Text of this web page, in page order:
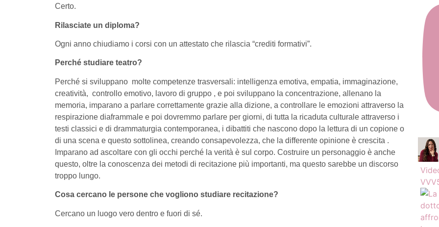
Certo.
Rilasciate un diploma?
Ogni anno chiudiamo i corsi con un attestato che rilascia “crediti formativi”.
Perché studiare teatro?
Perché si sviluppano molte competenze trasversali: intelligenza emotiva, empatia, immaginazione,
creatività, controllo emotivo, lavoro di gruppo , e poi sviluppano la concentrazione, allenano la
memoria, imparano a parlare correttamente grazie alla dizione, a controllare le emozioni attraverso la
respirazione diaframmale e poi dovremmo parlare per giorni, di tutta la ricaduta culturale attraverso i
testi classici e di drammaturgia contemporanea, i dibattiti che nascono dopo la lettura di un copione o
di una scena e questo sottolinea, creando consapevolezza, che la differente opinione è crescita .
Imparano ad ascoltare con gli occhi perché la verità è sul corpo. Costruire un personaggio è anche
questo, oltre la conoscenza dei metodi di recitazione più importanti, ma questo sarebbe un discorso
troppo lungo.
Cosa cercano le persone che vogliono studiare recitazione?
Cercano un luogo vero dentro e fuori di sé.